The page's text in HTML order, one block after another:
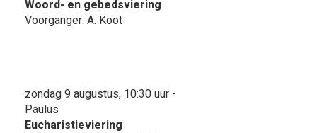
Woord- en gebedsviering
Voorganger: A. Koot
zondag 9 augustus, 10:30 uur -
Paulus
Eucharistieviering